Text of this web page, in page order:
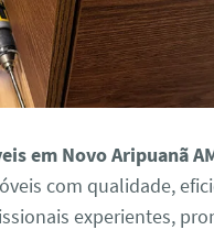
em Novo Aripuanã
com qualidade,
experientes,